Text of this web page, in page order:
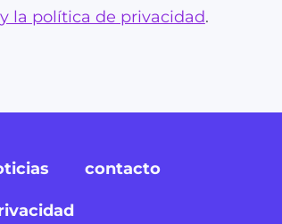
la política de privacidad.
contacto